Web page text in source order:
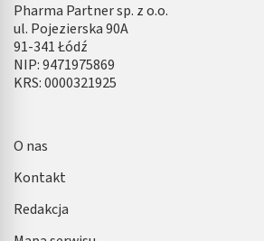
Pharma Partner sp. z o.o.
ul. Pojezierska 90A
91-341 Łódź
NIP: 9471975869
KRS: 0000321925
O nas
Kontakt
Redakcja